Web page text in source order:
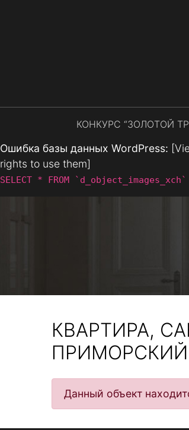
КОНКУРС “ЗОЛОТОЙ
Ошибка базы данных WordPress:
rights to use them]
SELECT * FROM
КВАРТИРА,
ПРИМОРСКИЙ
Данный объект